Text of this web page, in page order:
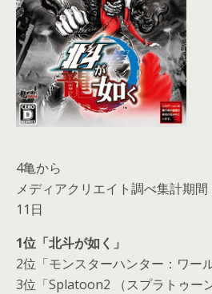
4亀から
メディアクリエイト調べ集計期
11日
1位「北斗が如く」
2位「モンスターハンター：ワー
3位「Splatoon2 （スプラトゥー